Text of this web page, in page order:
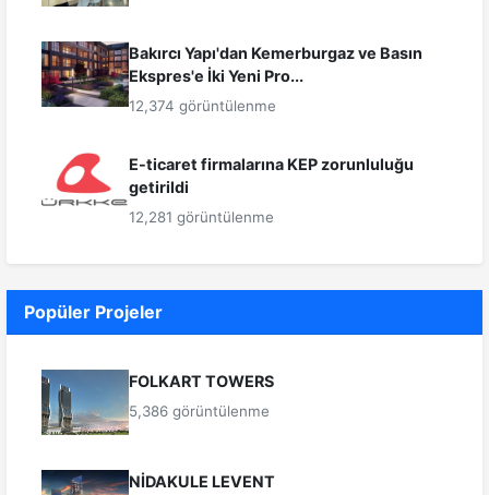
Bakırcı Yapı'dan Kemerburgaz ve Basın
Ekspres'e İki Yeni Pro...
12,374 görüntülenme
E-ticaret firmalarına KEP zorunluluğu
getirildi
12,281 görüntülenme
Popüler Projeler
FOLKART TOWERS
5,386 görüntülenme
NİDAKULE LEVENT